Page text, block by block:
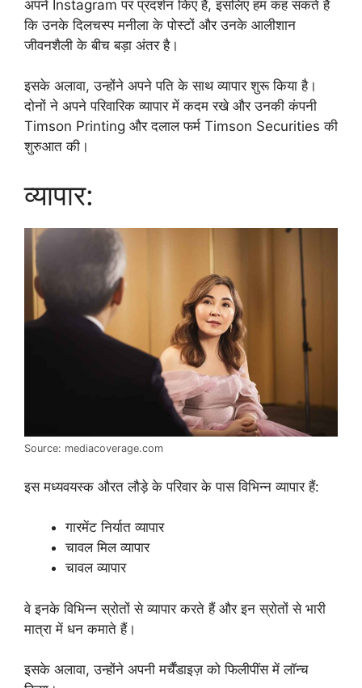
अपने Instagram पर प्रदर्शन किए हैं, इसलिए हम कह सकते हैं
कि उनके दिलचस्प मनीला के पोस्टों और उनके आलीशान
जीवनशैली के बीच बड़ा अंतर है।
इसके अलावा, उन्होंने अपने पति के साथ व्यापार शुरू किया है।
दोनों ने अपने परिवारिक व्यापार में कदम रखे और उनकी कंपनी
Timson Printing और दलाल फर्म Timson Securities की
शुरुआत की।
व्यापार:
Source: mediacoverage.com
इस मध्यवयस्क औरत लौड़े के परिवार के पास विभिन्न व्यापार हैं:
गारमेंट निर्यात व्यापार
चावल मिल व्यापार
चावल व्यापार
वे इनके विभिन्न स्रोतों से व्यापार करते हैं और इन स्रोतों से भारी
मात्रा में धन कमाते हैं।
इसके अलावा, उन्होंने अपनी मर्चैंडाइज़ को फिलीपींस में लॉन्च